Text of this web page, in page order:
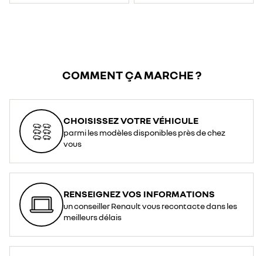
COMMENT ÇA MARCHE ?
CHOISISSEZ VOTRE VÉHICULE
parmi les modèles disponibles près de chez
vous
RENSEIGNEZ VOS INFORMATIONS
un conseiller Renault vous recontacte dans les
meilleurs délais